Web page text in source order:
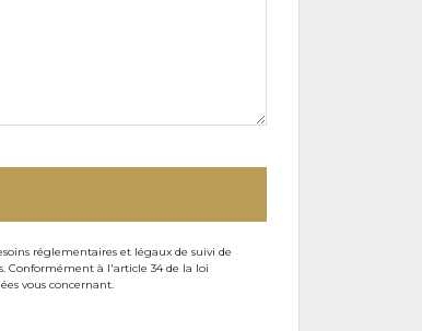
réglementaires et légaux de suivi de
Conformément à l'article 34 de la loi
vous concernant.